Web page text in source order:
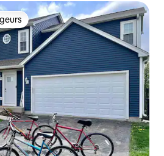
les plus appréciés